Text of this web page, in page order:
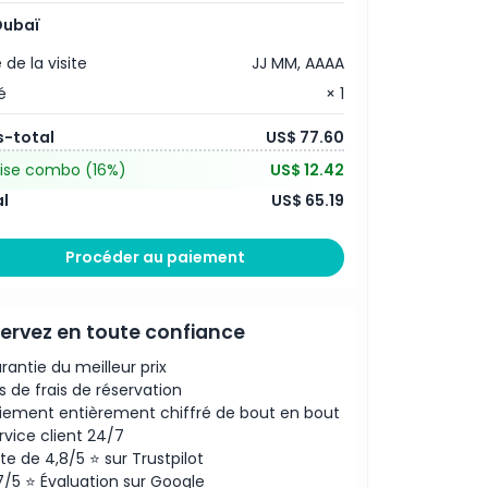
de la visite
JJ MM, AAAA
× 1
total
US$ 77.60
combo (16%)
US$ 12.42
US$ 65.19
Procéder au paiement
en toute confiance
du meilleur prix
de frais de réservation
entièrement chiffré de bout en bout
client 24/7
de 4,8/5 ⭐ sur Trustpilot
5 ⭐ Évaluation sur Google